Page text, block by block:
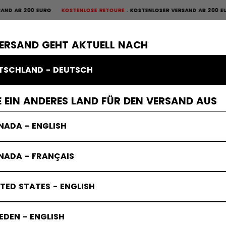
GEHT AKTUELL NACH
- DEUTSCH
EIN ANDERES LAND FÜR DEN VERSAND AUS
- ENGLISH
- FRANÇAIS
STATES - ENGLISH
- ENGLISH
200 EUROKOSTENLOSE RETOURE KOSTENLOSER VERSAND AB 200 EURO
SCHUTZAUSRÜSTUNG TORWART BEKLEIDUNG